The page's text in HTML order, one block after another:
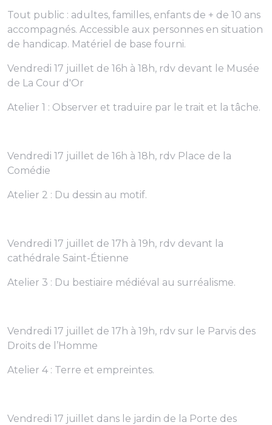
Tout public : adultes, familles, enfants de + de 10 ans
accompagnés. Accessible aux personnes en situation
de handicap. Matériel de base fourni.
Vendredi 17 juillet de 16h à 18h, rdv devant le Musée
de La Cour d'Or
Atelier 1 : Observer et traduire par le trait et la tâche.
Vendredi 17 juillet de 16h à 18h, rdv Place de la
Comédie
Atelier 2 : Du dessin au motif.
Vendredi 17 juillet de 17h à 19h, rdv devant la
cathédrale Saint-Étienne
Atelier 3 : Du bestiaire médiéval au surréalisme.
Vendredi 17 juillet de 17h à 19h, rdv sur le Parvis des
Droits de l’Homme
Atelier 4 : Terre et empreintes.
Vendredi 17 juillet dans le jardin de la Porte des